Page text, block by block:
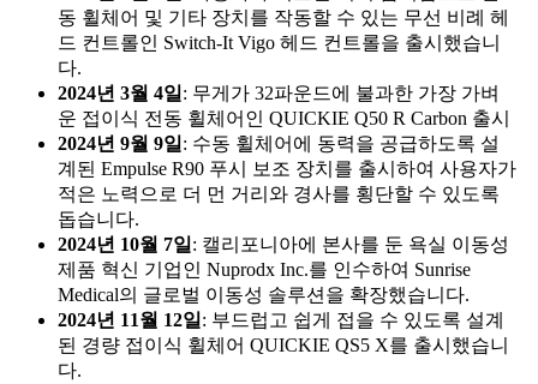
동 휠체어 및 기타 장치를 작동할 수 있는 무선 비례 헤
드 컨트롤인 Switch-It Vigo 헤드 컨트롤을 출시했습니
다.
2024년 3월 4일 : 무게가 32파운드에 불과한 가장 가벼
운 접이식 전동 휠체어인 QUICKIE Q50 R Carbon 출시
2024년 9월 9일 : 수동 휠체어에 동력을 공급하도록 설
계된 Empulse R90 푸시 보조 장치를 출시하여 사용자가
적은 노력으로 더 먼 거리와 경사를 횡단할 수 있도록
돕습니다.
2024년 10월 7일 : 캘리포니아에 본사를 둔 욕실 이동성
제품 혁신 기업인 Nuprodx Inc.를 인수하여 Sunrise
Medical의 글로벌 이동성 솔루션을 확장했습니다.
2024년 11월 12일 : 부드럽고 쉽게 접을 수 있도록 설계
된 경량 접이식 휠체어 QUICKIE QS5 X를 출시했습니
다.